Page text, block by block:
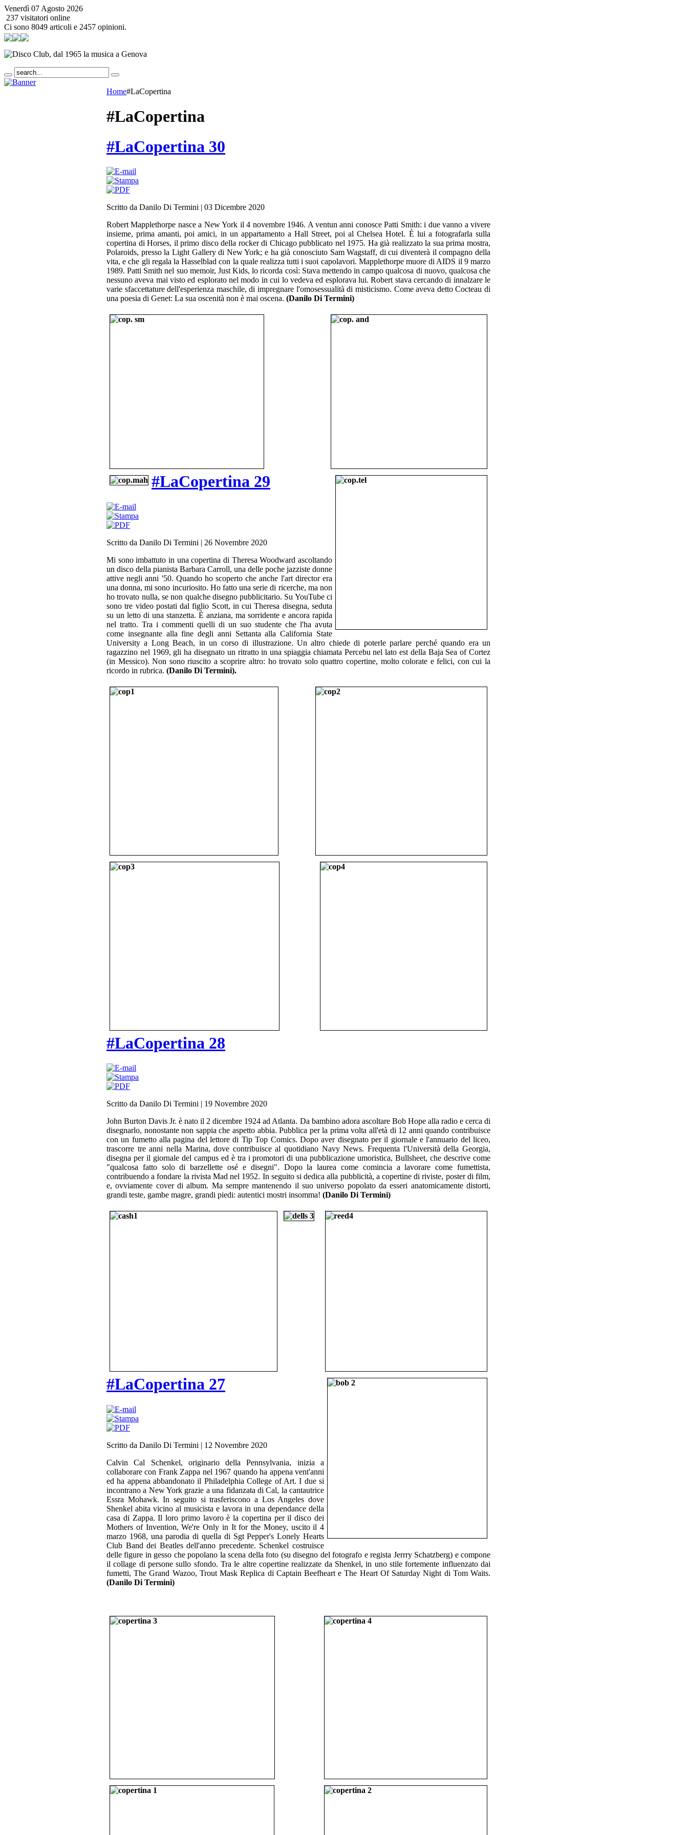
Venerdì 07 Agosto 2026
237 visitatori online
Ci sono 8049 articoli e 2457 opinioni.
Home#LaCopertina
#LaCopertina
#LaCopertina 30
Scritto da Danilo Di Termini | 03 Dicembre 2020
Robert Mapplethorpe nasce a New York il 4 novembre 1946. A ventun anni conosce Patti Smith: i due vanno a vivere
insieme, prima amanti, poi amici, in un appartamento a Hall Street, poi al Chelsea Hotel. È lui a fotografarla sulla
copertina di Horses, il primo disco della rocker di Chicago pubblicato nel 1975. Ha già realizzato la sua prima mostra,
Polaroids, presso la Light Gallery di New York; e ha già conosciuto Sam Wagstaff, di cui diventerà il compagno della
vita, e che gli regala la Hasselblad con la quale realizza tutti i suoi capolavori. Mapplethorpe muore di AIDS il 9 marzo
1989. Patti Smith nel suo memoir, Just Kids, lo ricorda così: Stava mettendo in campo qualcosa di nuovo, qualcosa che
nessuno aveva mai visto ed esplorato nel modo in cui lo vedeva ed esplorava lui. Robert stava cercando di innalzare le
varie sfaccettature dell'esperienza maschile, di impregnare l'omosessualità di misticismo. Come aveva detto Cocteau di
una poesia di Genet: La sua oscenità non è mai oscena. (Danilo Di Termini)
#LaCopertina 29
Scritto da Danilo Di Termini | 26 Novembre 2020
Mi sono imbattuto in una copertina di Theresa Woodward ascoltando
un disco della pianista Barbara Carroll, una delle poche jazziste donne
attive negli anni '50. Quando ho scoperto che anche l'art director era
una donna, mi sono incuriosito. Ho fatto una serie di ricerche, ma non
ho trovato nulla, se non qualche disegno pubblicitario. Su YouTube ci
sono tre video postati dal figlio Scott, in cui Theresa disegna, seduta
su un letto di una stanzetta. È anziana, ma sorridente e ancora rapida
nel tratto. Tra i commenti quelli di un suo studente che l'ha avuta
come insegnante alla fine degli anni Settanta alla California State
University a Long Beach, in un corso di illustrazione. Un altro chiede di poterle parlare perché quando era un
ragazzino nel 1969, gli ha disegnato un ritratto in una spiaggia chiamata Percebu nel lato est della Baja Sea of Cortez
(in Messico). Non sono riuscito a scoprire altro: ho trovato solo quattro copertine, molto colorate e felici, con cui la
ricordo in rubrica. (Danilo Di Termini).
#LaCopertina 28
Scritto da Danilo Di Termini | 19 Novembre 2020
John Burton Davis Jr. è nato il 2 dicembre 1924 ad Atlanta. Da bambino adora ascoltare Bob Hope alla radio e cerca di
disegnarlo, nonostante non sappia che aspetto abbia. Pubblica per la prima volta all'età di 12 anni quando contribuisce
con un fumetto alla pagina del lettore di Tip Top Comics. Dopo aver disegnato per il giornale e l'annuario del liceo,
trascorre tre anni nella Marina, dove contribuisce al quotidiano Navy News. Frequenta l'Università della Georgia,
disegna per il giornale del campus ed è tra i promotori di una pubblicazione umoristica, Bullsheet, che descrive come
"qualcosa fatto solo di barzellette osé e disegni". Dopo la laurea come comincia a lavorare come fumettista,
contribuendo a fondare la rivista Mad nel 1952. In seguito si dedica alla pubblicità, a copertine di riviste, poster di film,
e, ovviamente cover di album. Ma sempre mantenendo il suo universo popolato da esseri anatomicamente distorti,
grandi teste, gambe magre, grandi piedi: autentici mostri insomma! (Danilo Di Termini)
#LaCopertina 27
Scritto da Danilo Di Termini | 12 Novembre 2020
Calvin Cal Schenkel, originario della Pennsylvania, inizia a
collaborare con Frank Zappa nel 1967 quando ha appena vent'anni
ed ha appena abbandonato il Philadelphia College of Art. I due si
incontrano a New York grazie a una fidanzata di Cal, la cantautrice
Essra Mohawk. In seguito si trasferiscono a Los Angeles dove
Shenkel abita vicino al musicista e lavora in una dependance della
casa di Zappa. Il loro primo lavoro è la copertina per il disco dei
Mothers of Invention, We're Only in It for the Money, uscito il 4
marzo 1968, una parodia di quella di Sgt Pepper's Lonely Hearts
Club Band dei Beatles dell'anno precedente. Schenkel costruisce
delle figure in gesso che popolano la scena della foto (su disegno del fotografo e regista Jerrry Schatzberg) e compone
il collage di persone sullo sfondo. Tra le altre copertine realizzate da Shenkel, in uno stile fortemente influenzato dai
fumetti, The Grand Wazoo, Trout Mask Replica di Captain Beefheart e The Heart Of Saturday Night di Tom Waits.
(Danilo Di Termini)